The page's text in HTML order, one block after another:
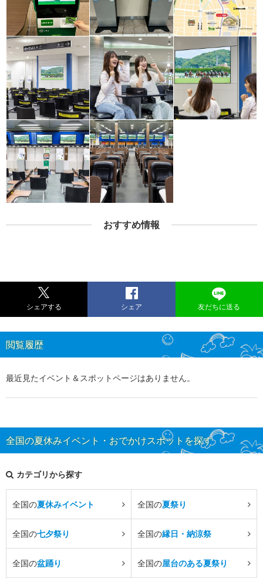
おすすめ情報
シェアする シェア 友だちに送る
閲覧履歴
最近見たイベント＆スポットページはありません。
全国の夏休みイベント・おでかけスポットを探す
カテゴリから探す
全国の夏休みイベント 全国の夏祭り
全国の七夕祭り 全国の縁日・納涼祭
全国の盆踊り 全国の屋台のある夏祭り